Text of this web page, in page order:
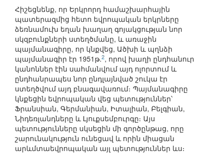
Հիշեցնենք, որ Երկրորդ համաշխարհային
պատերազմից հետո եվրոպական երկրները
ձեռնամուխ եղան խաղաղ գոյակցության նոր
սկզբունքների ստեղծմանը, և առաջին
պայմանագիրը, որ կնքվեց, Ածխի և պղնձի
պայմանագիր էր 1951թ.2, որով խաղի ընդհանուր
կանոններ էին սահմանվում այդ ոլորտում և
ընդհանրապես նոր ընդլայնված շուկա էր
ստեղծվում այդ բնագավառում։ Պայմանագիրը
կնքեցին եվրոպական վեց պետություններ՝
Ֆրանսիան, Գերմանիան, Իտալիան, Բելգիան,
Նիդեռլանդները և Լյուքսեմբուրգը։ Այս
պետությունները սկսեցին մի գործընթաց, որը
շարունակություն ունեցավ և որին միացան
արևմտաեվրոպական այլ պետություններ ևս։